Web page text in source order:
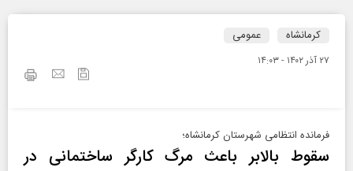
کرمانشاه عمومی
۲۷ آذر ۱۴۰۲ - ۱۴:۰۳
فرمانده انتظامی شهرستان کرمانشاه؛
سقوط بالابر باعث مرگ کارگر ساختمانی در